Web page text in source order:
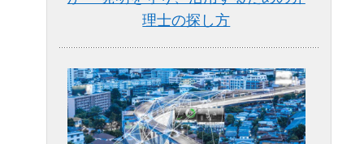
理士の探し方